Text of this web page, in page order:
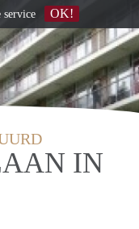
IN
service OK!